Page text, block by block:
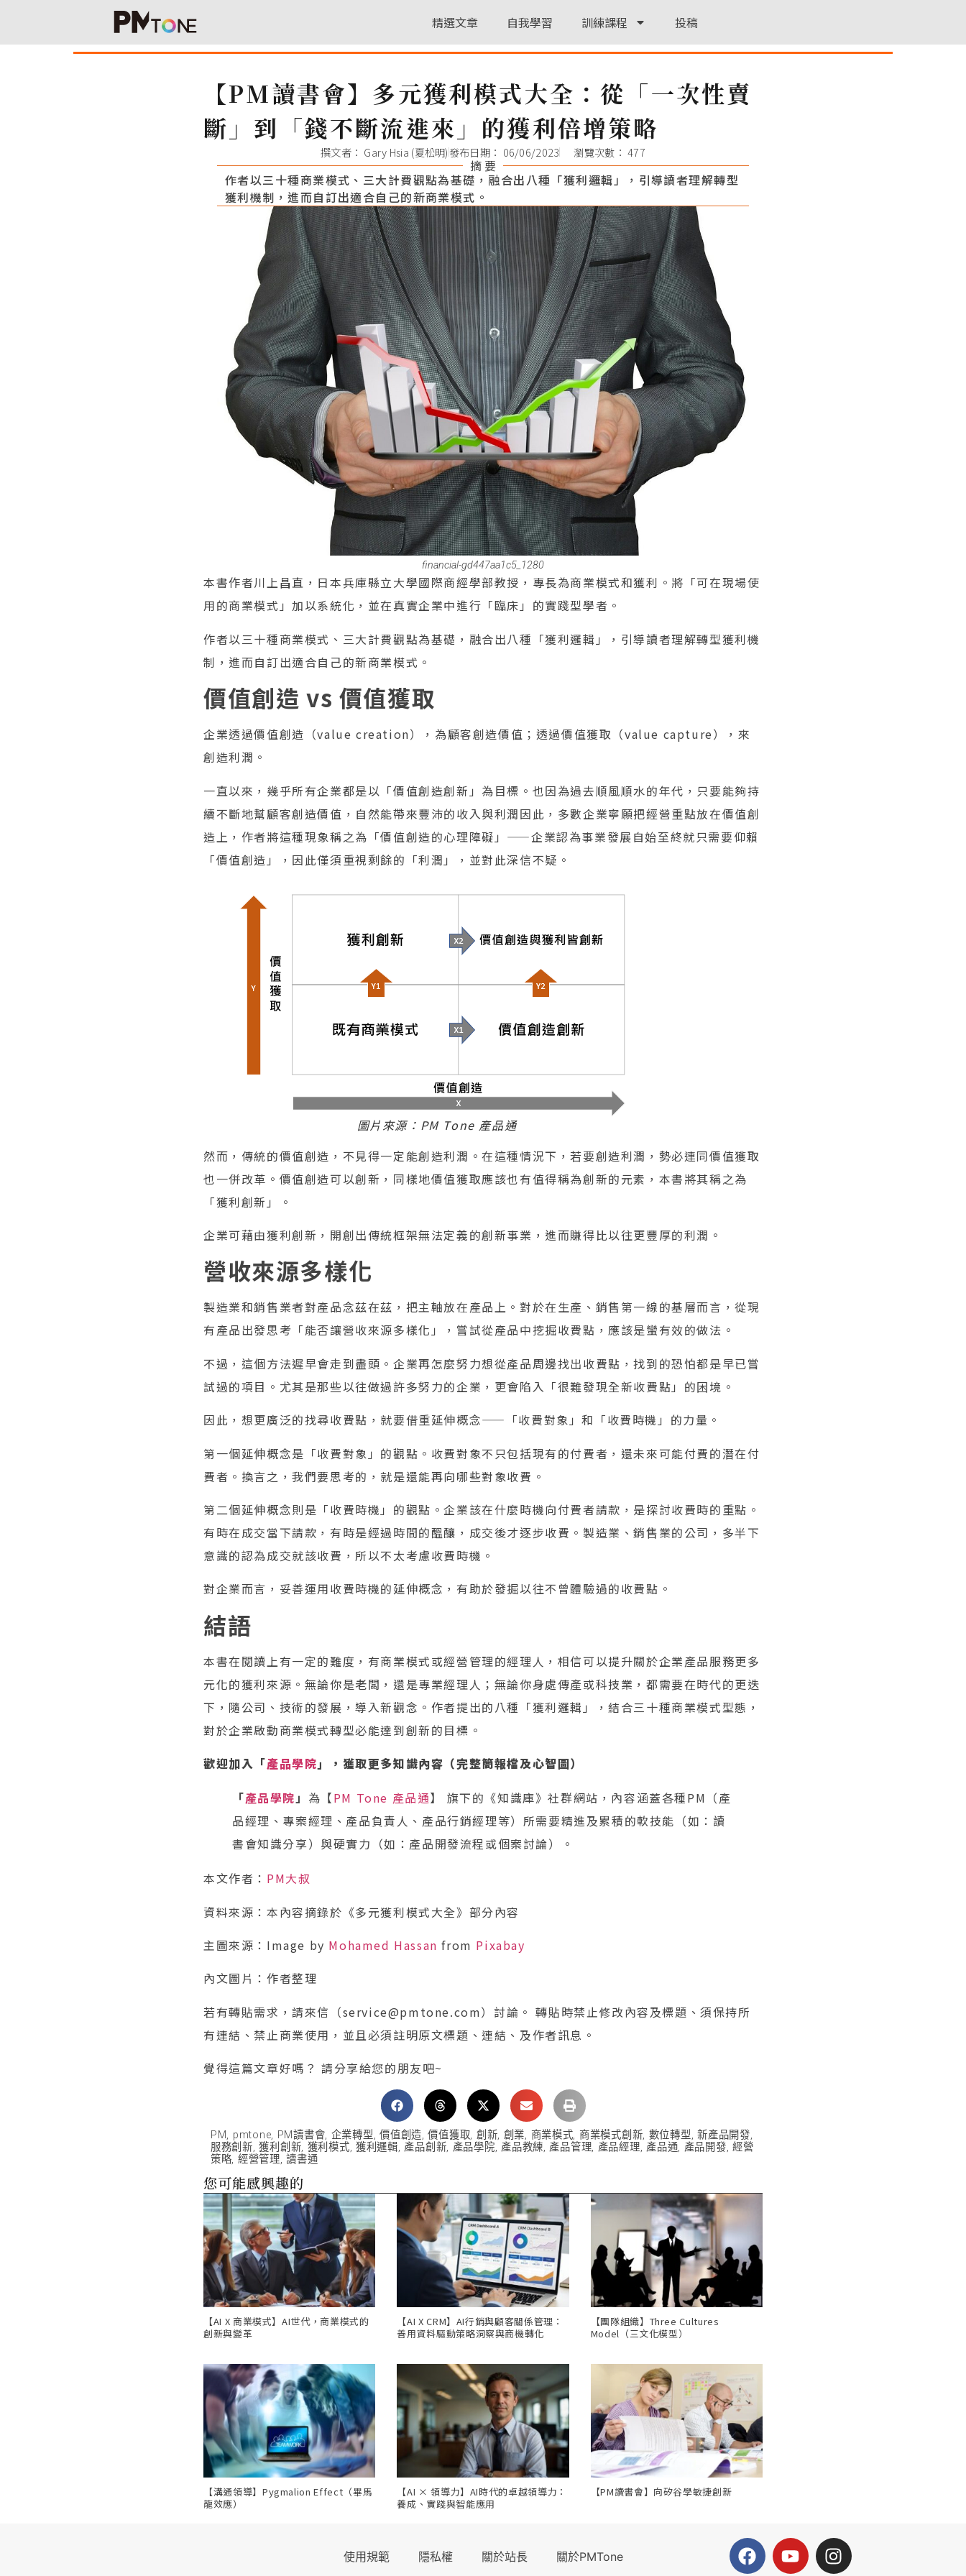
精選文章 自我學習 訓練課程 投稿
【PM讀書會】多元獲利模式大全：從「一次性賣
斷」到「錢不斷流進來」的獲利倍增策略
撰文者： Gary Hsia (夏松明)發布日期： 06/06/2023 瀏覽次數： 477
摘 要
作者以三十種商業模式、三大計費觀點為基礎，融合出八種「獲利邏輯」，引導讀者理解轉型
獲利機制，進而自訂出適合自己的新商業模式。
financial-gd447aa1c5_1280
本書作者川上昌直，日本兵庫縣立大學國際商經學部教授，專長為商業模式和獲利。將「可在現場使
用的商業模式」加以系統化，並在真實企業中進行「臨床」的實踐型學者。
作者以三十種商業模式、三大計費觀點為基礎，融合出八種「獲利邏輯」，引導讀者理解轉型獲利機
制，進而自訂出適合自己的新商業模式。
價值創造 vs 價值獲取
企業透過價值創造（value creation），為顧客創造價值；透過價值獲取（value capture），來
創造利潤。
一直以來，幾乎所有企業都是以「價值創造創新」為目標。也因為過去順風順水的年代，只要能夠持
續不斷地幫顧客創造價值，自然能帶來豐沛的收入與利潤因此，多數企業寧願把經營重點放在價值創
造上，作者將這種現象稱之為「價值創造的心理障礙」——企業認為事業發展自始至終就只需要仰賴
「價值創造」，因此僅須重視剩餘的「利潤」，並對此深信不疑。
圖片來源：PM Tone 產品通
然而，傳統的價值創造，不見得一定能創造利潤。在這種情況下，若要創造利潤，勢必連同價值獲取
也一併改革。價值創造可以創新，同樣地價值獲取應該也有值得稱為創新的元素，本書將其稱之為
「獲利創新」。
企業可藉由獲利創新，開創出傳統框架無法定義的創新事業，進而賺得比以往更豐厚的利潤。
營收來源多樣化
製造業和銷售業者對產品念茲在茲，把主軸放在產品上。對於在生產、銷售第一線的基層而言，從現
有產品出發思考「能否讓營收來源多樣化」，嘗試從產品中挖掘收費點，應該是蠻有效的做法。
不過，這個方法遲早會走到盡頭。企業再怎麼努力想從產品周邊找出收費點，找到的恐怕都是早已嘗
試過的項目。尤其是那些以往做過許多努力的企業，更會陷入「很難發現全新收費點」的困境。
因此，想更廣泛的找尋收費點，就要借重延伸概念——「收費對象」和「收費時機」的力量。
第一個延伸概念是「收費對象」的觀點。收費對象不只包括現有的付費者，還未來可能付費的潛在付
費者。換言之，我們要思考的，就是還能再向哪些對象收費。
第二個延伸概念則是「收費時機」的觀點。企業該在什麼時機向付費者請款，是探討收費時的重點。
有時在成交當下請款，有時是經過時間的醞釀，成交後才逐步收費。製造業、銷售業的公司，多半下
意識的認為成交就該收費，所以不太考慮收費時機。
對企業而言，妥善運用收費時機的延伸概念，有助於發掘以往不曾體驗過的收費點。
結語
本書在閱讀上有一定的難度，有商業模式或經營管理的經理人，相信可以提升關於企業產品服務更多
元化的獲利來源。無論你是老闆，還是專業經理人；無論你身處傳產或科技業，都需要在時代的更迭
下，隨公司、技術的發展，導入新觀念。作者提出的八種「獲利邏輯」，結合三十種商業模式型態，
對於企業啟動商業模式轉型必能達到創新的目標。
歡迎加入「產品學院」，獲取更多知識內容（完整簡報檔及心智圖）
「產品學院」 為【PM Tone 產品通】 旗下的《知識庫》社群網站，內容涵蓋各種PM（產
品經理、專案經理、產品負責人、產品行銷經理等）所需要精進及累積的軟技能（如：讀
書會知識分享）與硬實力（如：產品開發流程或個案討論）。
本文作者： PM大叔
資料來源：本內容摘錄於《多元獲利模式大全》部分內容
主圖來源：Image by Mohamed Hassan from Pixabay
內文圖片：作者整理
若有轉貼需求，請來信（service@pmtone.com）討論。 轉貼時禁止修改內容及標題、須保持所
有連結、禁止商業使用，並且必須註明原文標題、連結、及作者訊息。
覺得這篇文章好嗎？ 請分享給您的朋友吧~
PM, pmtone, PM讀書會, 企業轉型,價值創造,價值獲取, 創新, 創業, 商業模式, 商業模式創新, 數位轉型,新產品開發,
服務創新,獲利創新, 獲利模式,獲利邏輯,產品創新, 產品學院,產品教練,產品管理, 產品經理,產品通, 產品開發,經營
策略, 經營管理,讀書通
您可能感興趣的
【AI X 商業模式】AI世代，商業模式的
創新與變革
【AI X CRM】AI行銷與顧客關係管理：
善用資料驅動策略洞察與商機轉化
【團隊組織】Three Cultures
Model（三文化模型）
【溝通領導】Pygmalion Effect（畢馬
龍效應）
【AI × 領導力】AI時代的卓越領導力：
養成、實踐與智能應用
【PM讀書會】向矽谷學敏捷創新
使用規範 隱私權 關於站長
關於PMTone